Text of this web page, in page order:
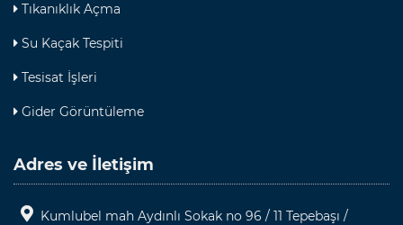
Tıkanıklık Açma
Su Kaçak Tespiti
Tesisat İşleri
Gider Görüntüleme
Adres ve İletişim
Kumlubel mah Aydınlı Sokak no 96 / 11 Tepebaşı /